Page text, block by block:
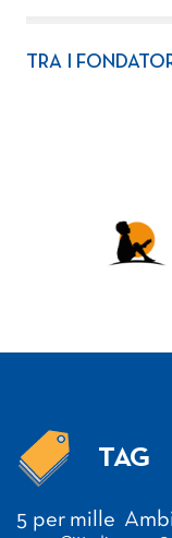
TRA I
TAG
5 per mille